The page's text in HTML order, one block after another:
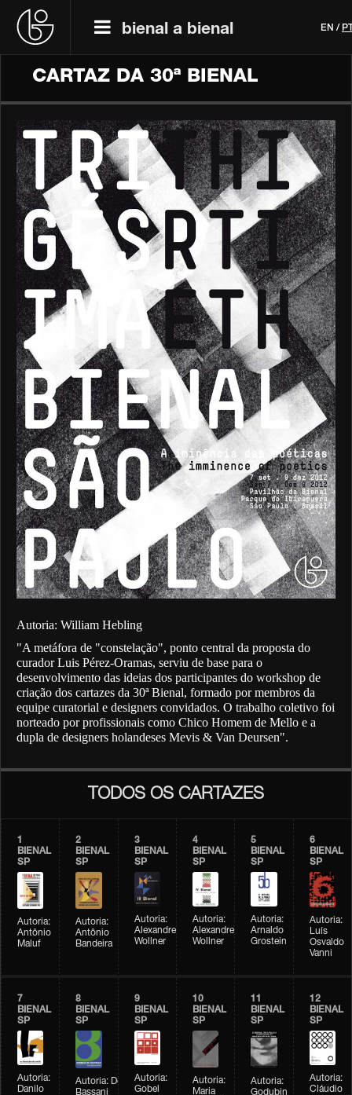
bienal a bienal EN /
CARTAZ DA 30ª BIENAL
Autoria: William Hebling
"A metáfora de "constelação", ponto central da proposta do
curador Luis Pérez-Oramas, serviu de base para o
desenvolvimento das ideias dos participantes do workshop de
criação dos cartazes da 30ª Bienal, formado por membros da
equipe curatorial e designers convidados. O trabalho coletivo foi
norteado por profissionais como Chico Homem de Mello e a
dupla de designers holandeses Mevis & Van Deursen".
TODOS OS CARTAZES
1
BIENAL
SP
Autoria:
Antônio
Maluf
2
BIENAL
SP
Autoria:
Antônio
Bandeira
3
BIENAL
SP
Autoria:
Alexandre
Wollner
4
BIENAL
SP
Autoria:
Alexandre
Wollner
5
BIENAL
SP
Autoria:
Arnaldo
Grostein
6
BIENAL
SP
Autoria:
Luís
Osvaldo
Vanni
7
BIENAL
SP
Autoria:
Danilo
8
BIENAL
SP
Autoria: Dércio
Bassani
9
BIENAL
SP
Autoria:
Gobel
10
BIENAL
SP
Autoria:
Maria
11
BIENAL
SP
Autoria:
Godubin
12
BIENAL
SP
Autoria:
Cláudio